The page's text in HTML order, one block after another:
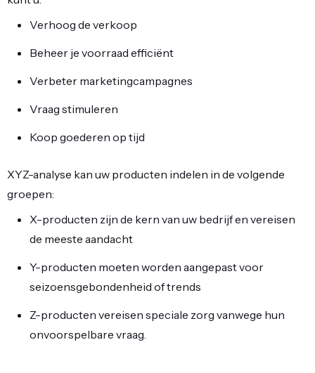
Verhoog de verkoop
Beheer je voorraad efficiënt
Verbeter marketingcampagnes
Vraag stimuleren
Koop goederen op tijd
XYZ-analyse kan uw producten indelen in de volgende
groepen:
X-producten zijn de kern van uw bedrijf en vereisen
de meeste aandacht
Y-producten moeten worden aangepast voor
seizoensgebondenheid of trends
Z-producten vereisen speciale zorg vanwege hun
onvoorspelbare vraag.